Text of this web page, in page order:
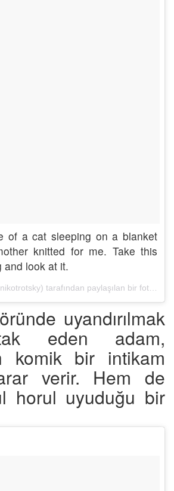
of a cat sleeping on a blanket
knitted for me. Take this
and look at it.
uyandırılmak
eden adam,
komik bir intikam
verir. Hem de
horul uyuduğu bir